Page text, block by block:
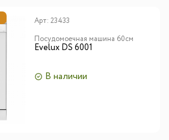
Арт: 23433
Посудомоечная машина 60см
Evelux DS 6001
В наличии